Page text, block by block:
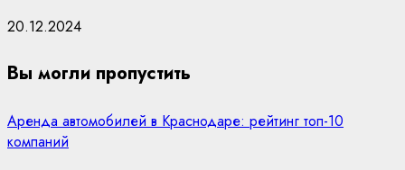
20.12.2024
Вы могли пропустить
Аренда автомобилей в Краснодаре: рейтинг топ-10
компаний